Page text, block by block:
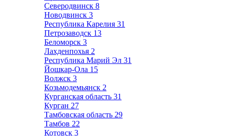
Северодвинск 8
Новодвинск 3
Республика Карелия 31
Петрозаводск 13
Беломорск 3
Лахденпохья 2
Республика Марий Эл 31
Йошкар-Ола 15
Волжск 3
Козьмодемьянск 2
Курганская область 31
Курган 27
Тамбовская область 29
Тамбов 22
Котовск 3